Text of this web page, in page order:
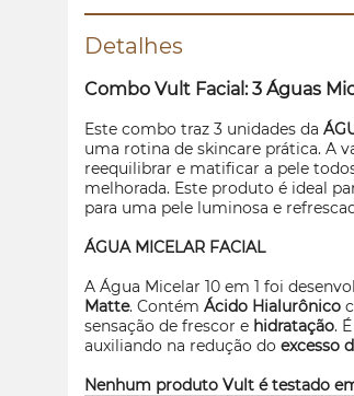
Detalhes
Combo Vult Facial: 3 Águas
Este combo traz 3 unidades da
uma rotina de skincare prática. A
reequilibrar e matificar a pele
melhorada. Este produto é ideal
para uma pele luminosa e
ÁGUA MICELAR FACIAL
A Água Micelar 10 em 1 foi
Matte. Contém Ácido Hialurônico
sensação de frescor e hidratação.
auxiliando na redução do excesso
Nenhum produto Vult é testado